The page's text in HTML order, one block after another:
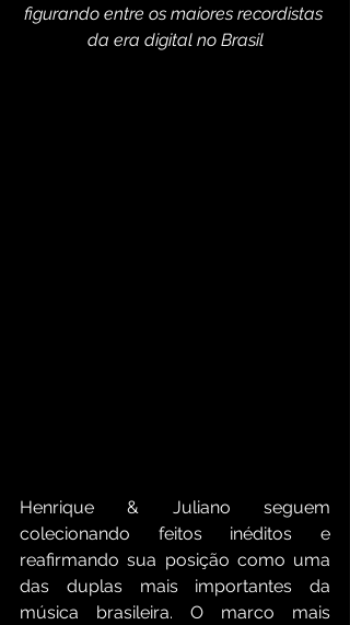
figurando entre os maiores recordistas
da era digital no Brasil
Henrique & Juliano seguem
colecionando feitos inéditos e
reafirmando sua posição como uma
das duplas mais importantes da
música brasileira. O marco mais